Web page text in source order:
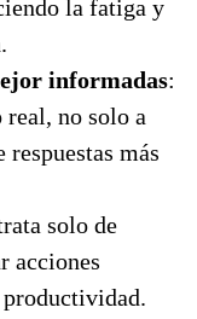
la fatiga y
informadas:
no solo a
más
solo de
acciones
productividad.